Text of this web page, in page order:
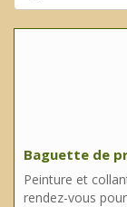
Baguette de
Peinture et
rendez-vous